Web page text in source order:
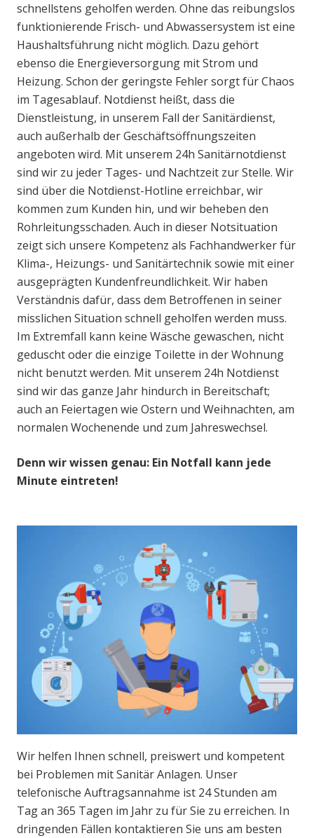
schnellstens geholfen werden. Ohne das reibungslos
funktionierende Frisch- und Abwassersystem ist eine
Haushaltsführung nicht möglich. Dazu gehört
ebenso die Energieversorgung mit Strom und
Heizung. Schon der geringste Fehler sorgt für Chaos
im Tagesablauf. Notdienst heißt, dass die
Dienstleistung, in unserem Fall der Sanitärdienst,
auch außerhalb der Geschäftsöffnungszeiten
angeboten wird. Mit unserem 24h Sanitärnotdienst
sind wir zu jeder Tages- und Nachtzeit zur Stelle. Wir
sind über die Notdienst-Hotline erreichbar, wir
kommen zum Kunden hin, und wir beheben den
Rohrleitungsschaden. Auch in dieser Notsituation
zeigt sich unsere Kompetenz als Fachhandwerker für
Klima-, Heizungs- und Sanitärtechnik sowie mit einer
ausgeprägten Kundenfreundlichkeit. Wir haben
Verständnis dafür, dass dem Betroffenen in seiner
misslichen Situation schnell geholfen werden muss.
Im Extremfall kann keine Wäsche gewaschen, nicht
geduscht oder die einzige Toilette in der Wohnung
nicht benutzt werden. Mit unserem 24h Notdienst
sind wir das ganze Jahr hindurch in Bereitschaft;
auch an Feiertagen wie Ostern und Weihnachten, am
normalen Wochenende und zum Jahreswechsel.
Denn wir wissen genau: Ein Notfall kann jede
Minute eintreten!
Wir helfen Ihnen schnell, preiswert und kompetent
bei Problemen mit Sanitär Anlagen. Unser
telefonische Auftragsannahme ist 24 Stunden am
Tag an 365 Tagen im Jahr zu für Sie zu erreichen. In
dringenden Fällen kontaktieren Sie uns am besten